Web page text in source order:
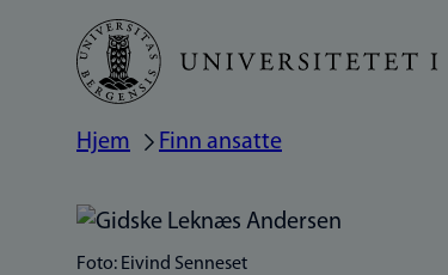
Hopp
hovedinnhold
Navigasjonssti
Hjem Finn ansatte
Foto: Eivind Senneset